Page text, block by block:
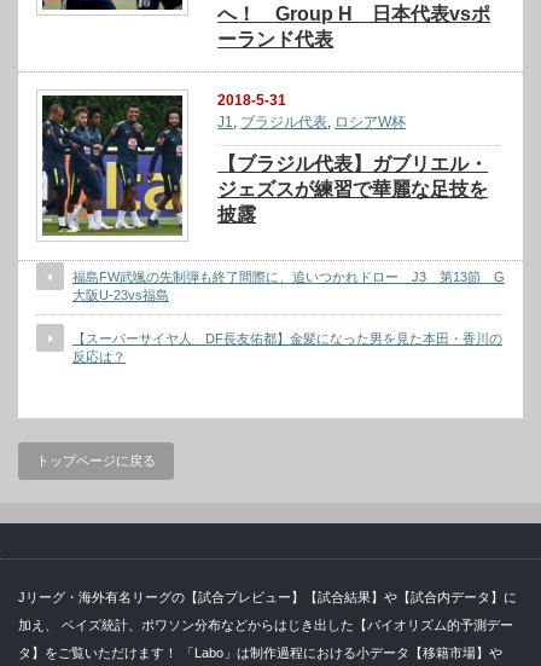
へ！ Group H 日本代表vsポ
ーランド代表
2018-5-31
J1
ブラジル代表 ロシアW杯
【ブラジル代表】ガブリエル・
ジェズスが練習で華麗な足技を
披露
福島FW武颯の先制弾も終了間際に、追いつかれドロー J3 第13節 G
大阪U-23vs福島
【スーパーサイヤ人 DF長友佑都】金髪になった男を見た本田・香川の
反応は？
トップページに戻る
Jリーグ・海外有名リーグの【試合プレビュー】【試合結果】や【試合内データ】に
加え、 ベイズ統計、ポワソン分布などからはじき出した【バイオリズム的予測デー
タ】をご覧いただけます！ 「Labo」は制作過程における小データ【移籍市場】や